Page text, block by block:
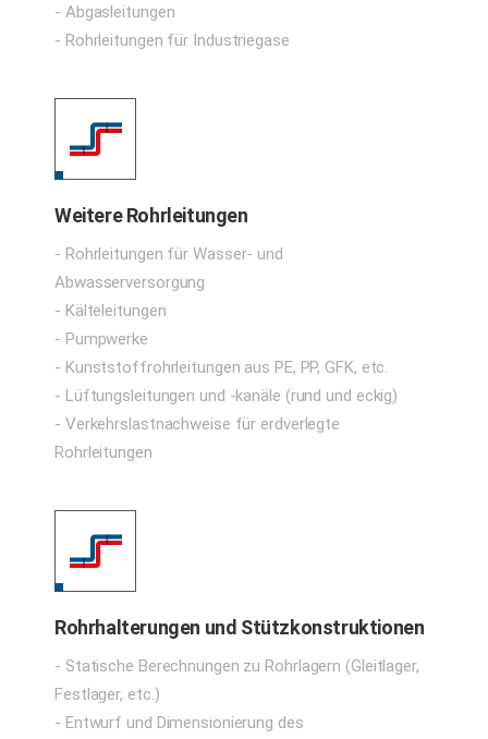
- Abgasleitungen
- Rohrleitungen für Industriegase
Weitere Rohrleitungen
- Rohrleitungen für Wasser- und
Abwasserversorgung
- Kälteleitungen
- Pumpwerke
- Kunststoffrohrleitungen aus PE, PP, GFK, etc.
- Lüftungsleitungen und -kanäle (rund und eckig)
- Verkehrslastnachweise für erdverlegte
Rohrleitungen
Rohrhalterungen und Stützkonstruktionen
- Statische Berechnungen zu Rohrlagern (Gleitlager,
Festlager, etc.)
- Entwurf und Dimensionierung des